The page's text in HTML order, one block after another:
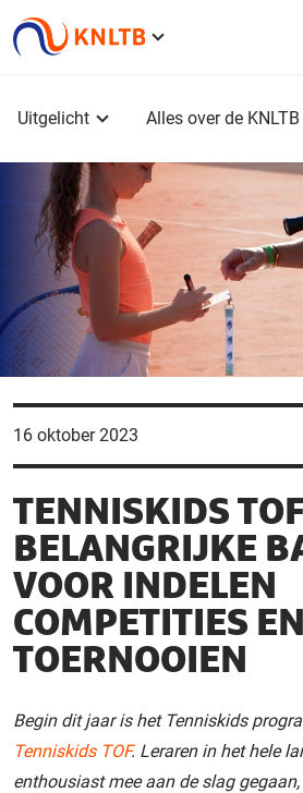
Uitgelicht Alles over de KNLTB
16 oktober 2023
TENNISKIDS
BELANGRIJKE
VOOR INDELEN
COMPETITIES EN
TOERNOOIEN
Begin dit jaar is het Tenniskids
Tenniskids TOF. Leraren in het hele
enthousiast mee aan de slag